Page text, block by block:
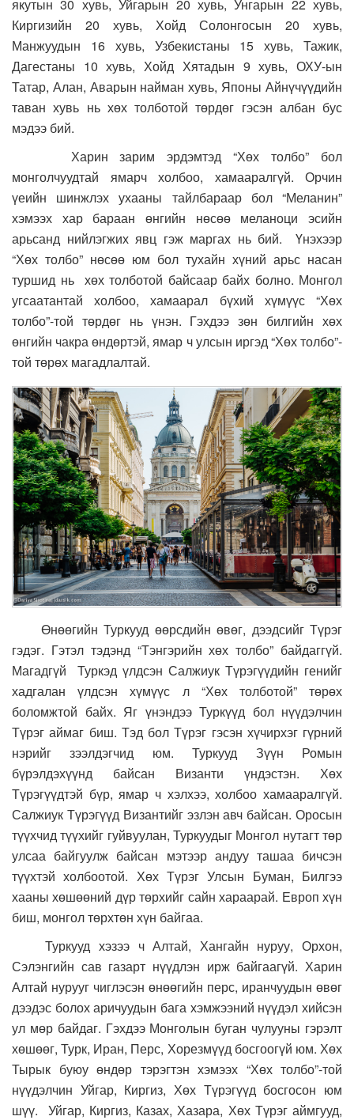
якутын 30 хувь, Уйгарын 20 хувь, Унгарын 22 хувь,
Киргизийн 20 хувь, Хойд Солонгосын 20 хувь,
Манжуудын 16 хувь, Узбекистаны 15 хувь, Тажик,
Дагестаны 10 хувь, Хойд Хятадын 9 хувь, ОХУ-ын
Татар, Алан, Аварын найман хувь, Японы Айнүчүүдийн
таван хувь нь хөх толботой төрдөг гэсэн албан бус
мэдээ бий.
Харин зарим эрдэмтэд “Хөх толбо” бол
монголчуудтай ямарч холбоо, хамааралгүй. Орчин
үеийн шинжлэх ухааны тайлбараар бол “Меланин”
хэмээх хар бараан өнгийн нөсөө меланоци эсийн
арьсанд нийлэгжих явц гэж маргах нь бий. Үнэхээр
“Хөх толбо” нөсөө юм бол тухайн хүний арьс насан
туршид нь хөх толботой байсаар байх болно. Монгол
угсаатантай холбоо, хамаарал бүхий хүмүүс “Хөх
толбо”-той төрдөг нь үнэн. Гэхдээ зөн билгийн хөх
өнгийн чакра өндөртэй, ямар ч улсын иргэд “Хөх толбо”-
той төрөх магадлалтай.
Өнөөгийн Туркууд өөрсдийн өвөг, дээдсийг Түрэг
гэдэг. Гэтэл тэдэнд “Тэнгэрийн хөх толбо” байдаггүй.
Магадгүй Туркэд үлдсэн Салжиук Түрэгүүдийн генийг
хадгалан үлдсэн хүмүүс л “Хөх толботой” төрөх
боломжтой байх. Яг үнэндээ Туркүүд бол нүүдэлчин
Түрэг аймаг биш. Тэд бол Түрэг гэсэн хүчирхэг гүрний
нэрийг зээлдэгчид юм. Туркууд Зүүн Ромын
бүрэлдэхүүнд байсан Византи үндэстэн. Хөх
Түрэгүүдтэй бүр, ямар ч хэлхээ, холбоо хамааралгүй.
Салжиук Түрэгүүд Византийг эзлэн авч байсан. Оросын
түүхчид түүхийг гуйвуулан, Туркуудыг Монгол нутагт төр
улсаа байгуулж байсан мэтээр андуу ташаа бичсэн
түүхтэй холбоотой. Хөх Түрэг Улсын Буман, Билгээ
хааны хөшөөний дүр төрхийг сайн хараарай. Европ хүн
биш, монгол төрхтөн хүн байгаа.
Туркууд хэзээ ч Алтай, Хангайн нуруу, Орхон,
Сэлэнгийн сав газарт нүүдлэн ирж байгаагүй. Харин
Алтай нурууг чиглэсэн өнөөгийн перс, иранчуудын өвөг
дээдэс болох аричуудын бага хэмжээний нүүдэл хийсэн
ул мөр байдаг. Гэхдээ Монголын буган чулууны гэрэлт
хөшөөг, Турк, Иран, Перс, Хорезмүүд босгоогүй юм. Хөх
Тырык буюу өндөр тэрэгтэн хэмээх “Хөх толбо”-той
нүүдэлчин Уйгар, Киргиз, Хөх Түрэгүүд босгосон юм
шүү. Уйгар, Киргиз, Казах, Хазара, Хөх Түрэг аймгууд,